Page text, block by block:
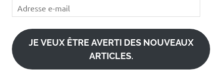
Adresse
e-
mail
JE VEUX ÊTRE AVERTI DES NOUVEAUX
ARTICLES.